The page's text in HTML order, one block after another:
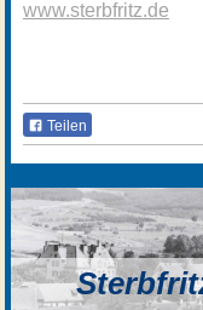
www.sterbfritz.de
Teilen